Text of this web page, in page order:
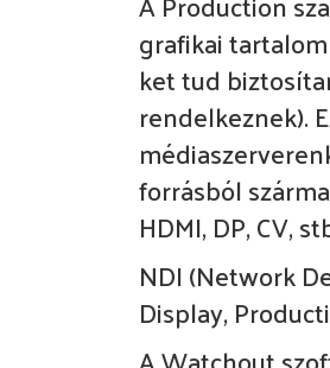
grafikai
ket tud
rendelkeznek).
forrásból
HDMI, DP, CV,
NDI (Network
Display,